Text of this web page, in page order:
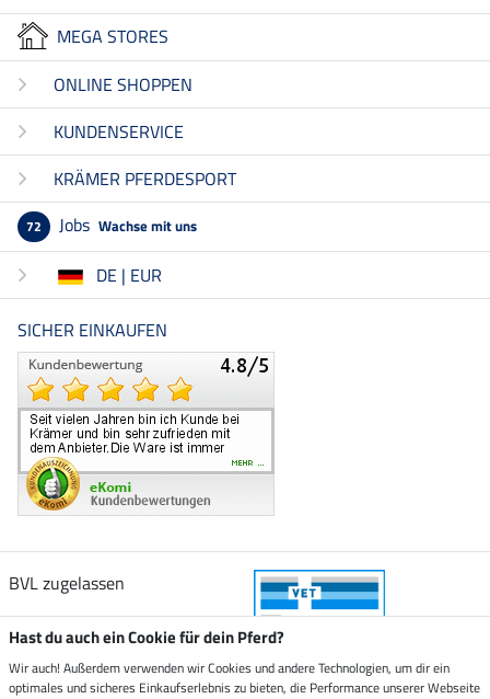
MEGA STORES
ONLINE SHOPPEN
KUNDENSERVICE
KRÄMER PFERDESPORT
72 Jobs Wachse mit uns
DE | EUR
SICHER EINKAUFEN
BVL zugelassen
Hast du auch ein Cookie für dein Pferd?
Wir auch! Außerdem verwenden wir Cookies und andere Technologien, um dir ein
optimales und sicheres Einkaufserlebnis zu bieten, die Performance unserer Webseite